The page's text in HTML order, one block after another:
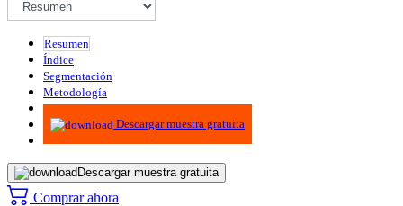
Resumen
Índice
Segmentación
Metodología
Infografías
Descargar muestra gratuita
Descargar muestra gratuita
Comprar ahora